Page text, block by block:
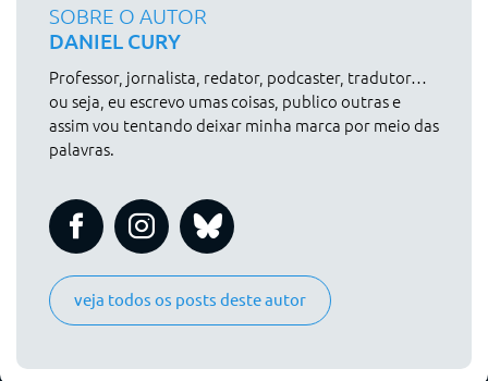
SOBRE O AUTOR
DANIEL CURY
Professor, jornalista, redator, podcaster, tradutor…
ou seja, eu escrevo umas coisas, publico outras e
assim vou tentando deixar minha marca por meio das
palavras.
veja todos os posts deste autor